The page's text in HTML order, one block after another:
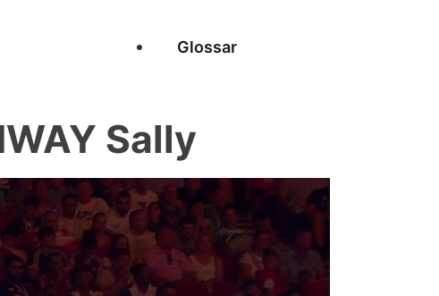
Glossar
Sally